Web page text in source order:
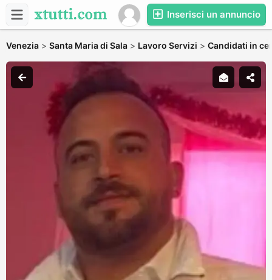
Inserisci un annuncio
Venezia > Santa Maria di Sala > Lavoro Servizi > Candidati in